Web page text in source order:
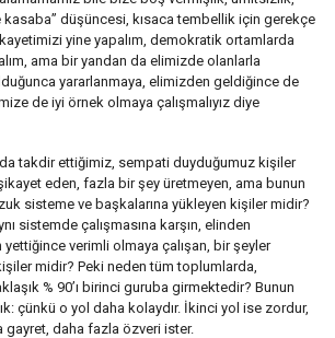
düşüncesi, kısaca tembellik için gerekçe
yine yapalım, demokratik ortamlarda
ama bir yandan da elimizde olanlarla
yararlanmaya, elimizden geldiğince de
de iyi örnek olmaya çalışmalıyız diye
takdir ettiğimiz, sempati duyduğumuz kişiler
eden, fazla bir şey üretmeyen, ama bunun
sisteme ve başkalarına yükleyen kişiler midir?
sistemde çalışmasına karşın, elinden
verimli olmaya çalışan, bir şeyler
midir? Peki neden tüm toplumlarda,
% 90’ı birinci guruba girmektedir? Bunun
çünkü o yol daha kolaydır. İkinci yol ise zordur,
gayret, daha fazla özveri ister.